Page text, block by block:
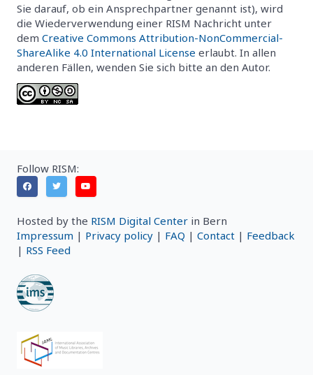
Sie darauf, ob ein Ansprechpartner genannt ist), wird
die Wiederverwendung einer RISM Nachricht unter
dem Creative Commons Attribution-NonCommercial-
ShareAlike 4.0 International License erlaubt. In allen
anderen Fällen, wenden Sie sich bitte an den Autor.
Follow RISM:
Hosted by the RISM Digital Center in Bern
Impressum | Privacy policy | FAQ | Contact | Feedback
| RSS Feed